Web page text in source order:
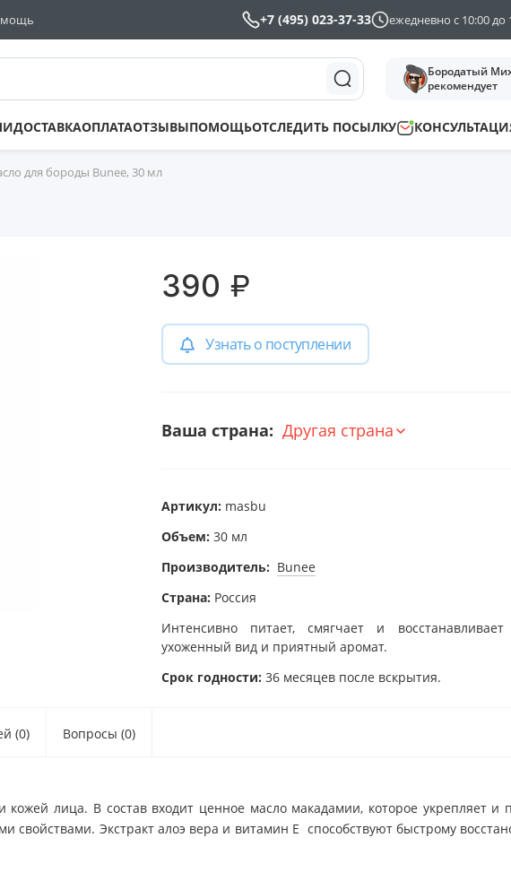
+7 (495) 023-37-33 ежедневно с 10:00 до
Бородатый
рекомендует
ДОСТАВКАОПЛАТАОТЗЫВЫПОМОЩЬОТСЛЕДИТЬ ПОСЫЛКУ
для бороды Bunee, 30 мл
390 ₽
Узнать о поступлении
Ваша страна: Другая страна
Артикул: masbu
Объем: 30 мл
Производитель: Bunee
Страна: Россия
Интенсивно питает, смягчает и
ухоженный вид и приятный аромат.
Срок годности: 36 месяцев после вскрытия.
(0) Вопросы (0)
лица. В состав входит ценное масло макадамии, которое укрепляет и
Экстракт алоэ вера и витамин Е способствуют быстрому